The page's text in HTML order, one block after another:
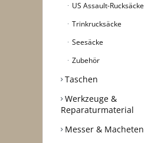
US Assault-Rucksäcke
Trinkrucksäcke
Seesäcke
Zubehör
Taschen
Werkzeuge &
Reparaturmaterial
Messer & Macheten